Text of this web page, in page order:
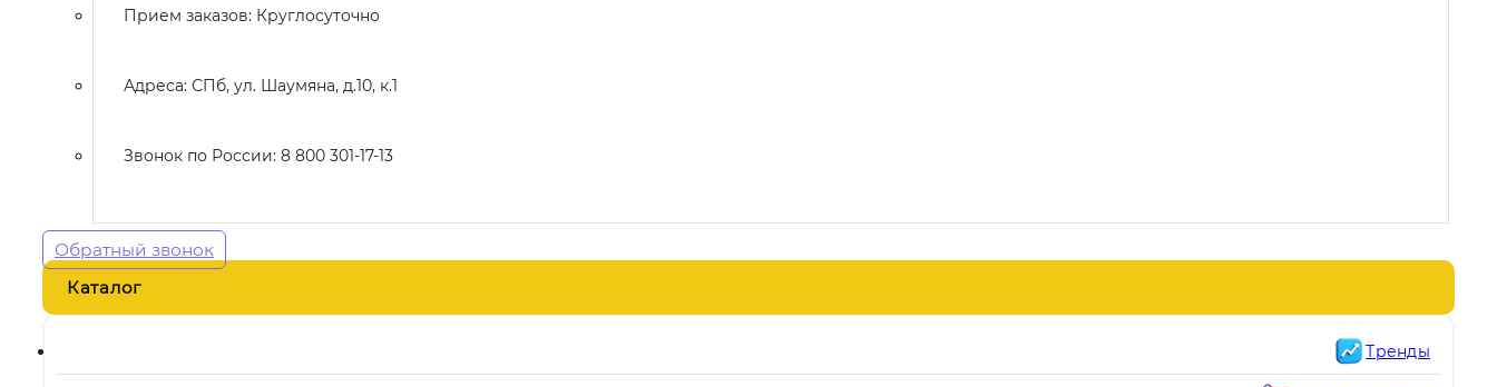
Прием заказов: Круглосуточно
Адреса: СПб, ул. Шаумяна, д.10, к.1
Звонок по России: 8 800 301-17-13
Обратный звонок
Каталог
Тренды